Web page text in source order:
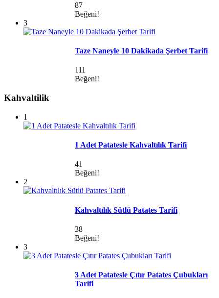
87
Beğeni!
3
Taze Naneyle 10 Dakikada Şerbet Tarifi
111
Beğeni!
Kahvaltilik
1
1 Adet Patatesle Kahvaltılık Tarifi
41
Beğeni!
2
Kahvaltılık Sütlü Patates Tarifi
38
Beğeni!
3
3 Adet Patatesle Çıtır Patates Çubukları
Tarifi